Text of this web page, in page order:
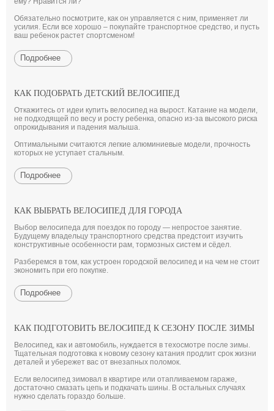
Обязательно посмотрите, как он управляется с ним, применяет ли
усилия. Если все хорошо – покупайте транспортное средство, и пусть
ваш ребенок растет спортсменом!
Подробнее
КАК ПОДОБРАТЬ ДЕТСКИЙ ВЕЛОСИПЕД
Откажитесь от идеи купить велосипед на вырост. Катание на модели,
не подходящей по весу и росту ребенка, опасно из-за высокого риска
опрокидывания и падения малыша.
Оптимальными считаются легкие алюминиевые модели, прочность
которых не уступает стальным.
Подробнее
КАК ВЫБРАТЬ ВЕЛОСИПЕД ДЛЯ ГОРОДА
Выбор велосипеда для поездок по городу — непростое занятие.
Будущему владельцу транспортного средства предстоит изучить
конструктивные особенности рам, тормозных систем и сёдел.
Разберемся в том, как устроен городской велосипед и на чем не стоит
экономить при его покупке.
Подробнее
КАК ПОДГОТОВИТЬ ВЕЛОСИПЕД К СЕЗОНУ ПОСЛЕ ЗИМЫ
Велосипед, как и автомобиль, нуждается в техосмотре после зимы.
Тщательная подготовка к новому сезону катания продлит срок жизни
деталей и убережет вас от внезапных поломок.
Если велосипед зимовал в квартире или отапливаемом гараже,
достаточно смазать цепь и подкачать шины. В остальных случаях
нужно сделать гораздо больше.